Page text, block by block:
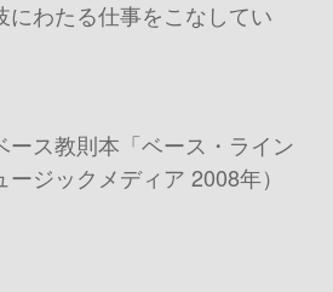
にわたる仕事をこなしてい
ース教則本「ベース・ライン
ジックメディア 2008年）